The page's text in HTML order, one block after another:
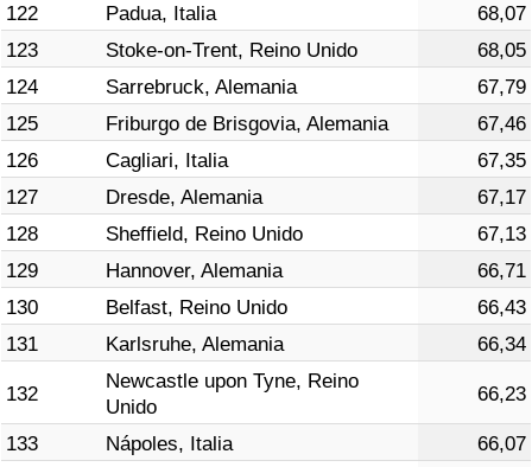
122
Padua, Italia
68,07
123
Stoke-on-Trent, Reino Unido
68,05
124
Sarrebruck, Alemania
67,79
125
Friburgo de Brisgovia, Alemania
67,46
126
Cagliari, Italia
67,35
127
Dresde, Alemania
67,17
128
Sheffield, Reino Unido
67,13
129
Hannover, Alemania
66,71
130
Belfast, Reino Unido
66,43
131
Karlsruhe, Alemania 66,34
132
Newcastle upon Tyne, Reino
Unido
66,23
133 Nápoles, Italia
66,07